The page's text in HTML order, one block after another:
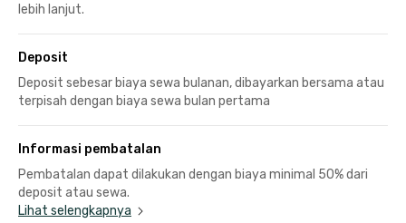
lebih lanjut.
Deposit
Deposit sebesar biaya sewa bulanan, dibayarkan bersama atau
terpisah dengan biaya sewa bulan pertama
Informasi pembatalan
Pembatalan dapat dilakukan dengan biaya minimal 50% dari
deposit atau sewa.
Lihat selengkapnya